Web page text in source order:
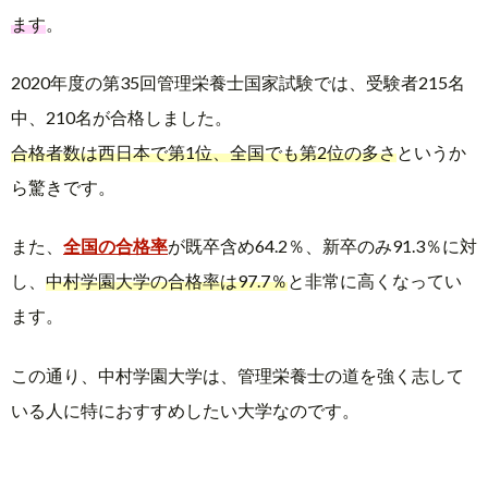
ます
2020年度の第35回管理栄養士国家試験では、受験者215名
中、210名が合格しました。
合格者数は西日本で第1位、全国でも第2位の多さというか
ら驚きです。
また、 全国の合格率が既卒含め64.2％、新卒のみ91.3％に対
し、 中村学園大学の合格率は97.7％と非常に高くなってい
ます。
この通り、中村学園大学は、管理栄養士の道を強く志して
いる人に特におすすめしたい大学なのです。